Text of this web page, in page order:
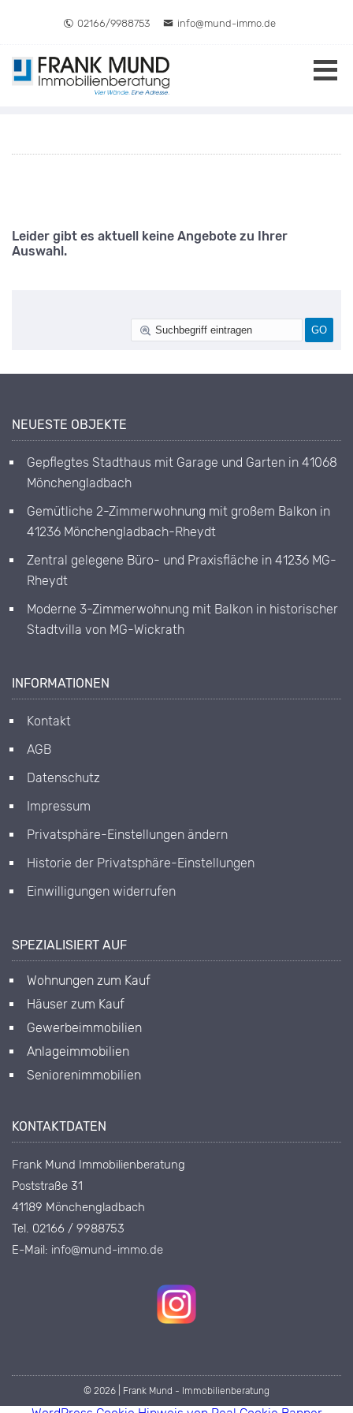
02166/9988753
info@mund-immo.de
Leider gibt es aktuell keine Angebote zu Ihrer
Auswahl.
NEUESTE OBJEKTE
Gepflegtes Stadthaus mit Garage und Garten in 41068
Mönchengladbach
Gemütliche 2-Zimmerwohnung mit großem Balkon in
41236 Mönchengladbach-Rheydt
Zentral gelegene Büro- und Praxisfläche in 41236 MG-
Rheydt
Moderne 3-Zimmerwohnung mit Balkon in historischer
Stadtvilla von MG-Wickrath
INFORMATIONEN
Kontakt
AGB
Datenschutz
Impressum
Privatsphäre-Einstellungen ändern
Historie der Privatsphäre-Einstellungen
Einwilligungen widerrufen
SPEZIALISIERT AUF
Wohnungen zum Kauf
Häuser zum Kauf
Gewerbeimmobilien
Anlageimmobilien
Seniorenimmobilien
KONTAKTDATEN
Frank Mund Immobilienberatung
Poststraße 31
41189 Mönchengladbach
Tel. 02166 / 9988753
E-Mail: info@mund-immo.de
© 2026 | Frank Mund - Immobilienberatung